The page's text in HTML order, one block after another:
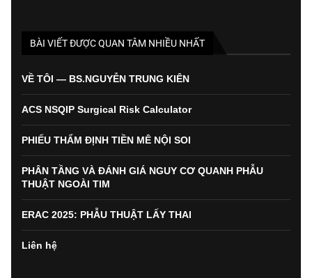
BÀI VIẾT ĐƯỢC QUAN TÂM NHIỀU NHẤT
VỀ TÔI — BS.NGUYỄN TRUNG KIÊN
ACS NSQIP Surgical Risk Calculator
PHIẾU THẨM ĐỊNH TIỀN MÊ NỘI SOI
PHÂN TẦNG VÀ ĐÁNH GIÁ NGUY CƠ QUANH PHẪU
THUẬT NGOÀI TIM
ERAC 2025: PHẪU THUẬT LẤY THAI
Liên hệ